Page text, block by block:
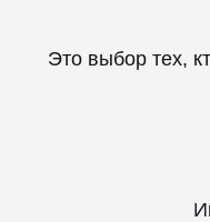
Это выбор тех,